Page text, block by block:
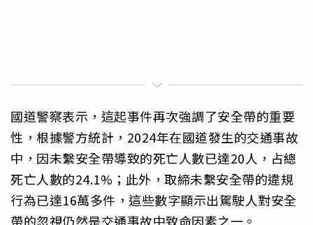
國道警察表示，這起事件再次強調了安全帶的重要
性，根據警方統計，2024年在國道發生的交通事故
中，因未繫安全帶導致的死亡人數已達20人，占總
死亡人數的24.1%；此外，取締未繫安全帶的違規
行為已達16萬多件，這些數字顯示出駕駛人對安全
帶的忽視仍然是交通事故中致命因素之一。